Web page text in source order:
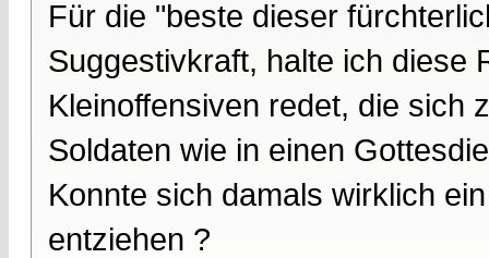
Für die "beste dieser
Suggestivkraft, halte ich diese
Kleinoffensiven redet, die sich
Soldaten wie in einen
Konnte sich damals wirklich
entziehen ?